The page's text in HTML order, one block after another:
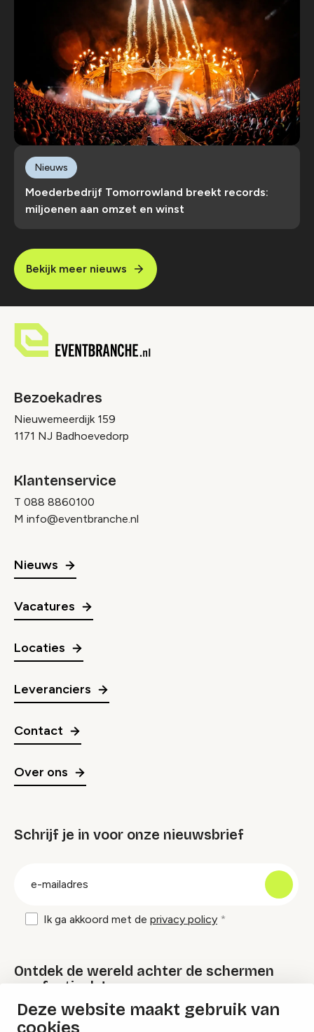
Deze website maakt gebruik van
cookies
Moederbedrijf Tomorrowland breekt records:
miljoenen aan omzet en winst
Nieuws
Bekijk meer nieuws
Bezoekadres
Nieuwemeerdijk 159
1171 NJ Badhoevedorp
Klantenservice
T 088 8860100
M info@eventbranche.nl
Nieuws
Vacatures
Locaties
Leveranciers
Contact
Over ons
Schrijf je in voor onze nieuwsbrief
Ik ga akkoord met de privacy policy
Ontdek de wereld achter de schermen
van festivals!
Lees onze Festival Specials